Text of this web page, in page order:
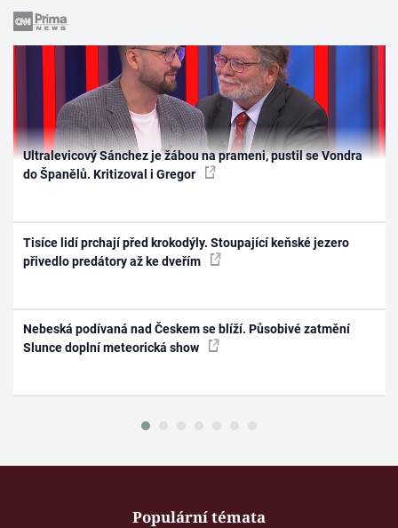
Ultralevicový Sánchez je žábou na prameni, pustil se Vondra
do Španělů. Kritizoval i Gregor
Tisíce lidí prchají před krokodýly. Stoupající keňské jezero
přivedlo predátory až ke dveřím
Nebeská podívaná nad Českem se blíží. Působivé zatmění
Slunce doplní meteorická show
Populární témata